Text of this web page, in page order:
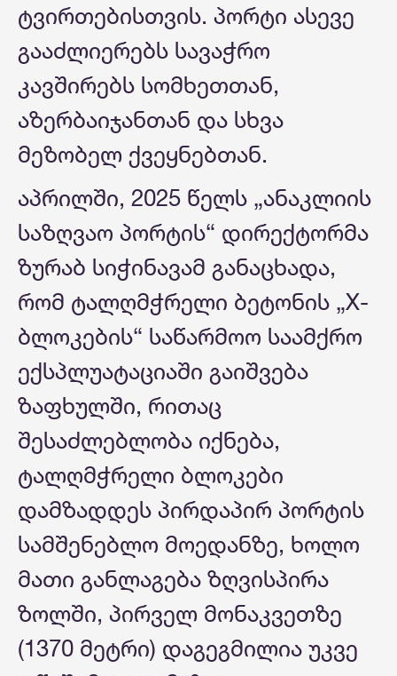
ტვირთებისთვის. პორტი ასევე
გააძლიერებს სავაჭრო
კავშირებს სომხეთთან,
აზერბაიჯანთან და სხვა
მეზობელ ქვეყნებთან.
აპრილში, 2025 წელს „ანაკლიის
საზღვაო პორტის“ დირექტორმა
ზურაბ სიჭინავამ განაცხადა,
რომ ტალღმჭრელი ბეტონის „X-
ბლოკების“ საწარმოო საამქრო
ექსპლუატაციაში გაიშვება
ზაფხულში, რითაც
შესაძლებლობა იქნება,
ტალღმჭრელი ბლოკები
დამზადდეს პირდაპირ პორტის
სამშენებლო მოედანზე, ხოლო
მათი განლაგება ზღვისპირა
ზოლში, პირველ მონაკვეთზე
(1370 მეტრი) დაგეგმილია უკვე